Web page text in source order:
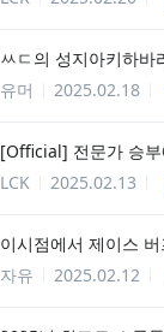
ㅆㄷ의 성지아키하바
유머
2025.02.18
[Official] 전문가 승부
LCK
2025.02.13
이시점에서 제이스
자유
2025.02.12